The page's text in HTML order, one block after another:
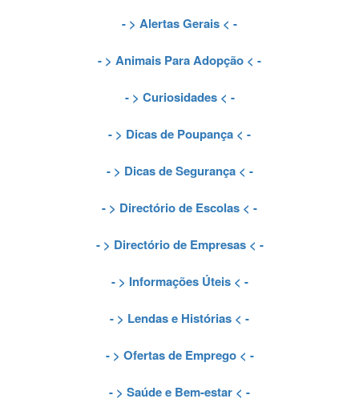
- > Alertas Gerais < -
- > Animais Para Adopção < -
- > Curiosidades< -
- > Dicas de Poupança < -
- > Dicas de Segurança< -
- > Directório de Escolas < -
- > Directório de Empresas< -
- > Informações Úteis< -
- > Lendas e Histórias < -
- > Ofertas de Emprego< -
- > Saúde e Bem-estar < -